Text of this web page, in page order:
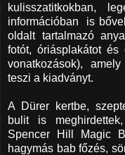
kulisszatitkokban,
információban is
oldalt tartalmazó
fotót, óriásplakátot és
vonatkozások),
teszi a kiadványt.
A Dürer kertbe,
bulit is
Spencer Hill Magic
hagymás bab főzés,